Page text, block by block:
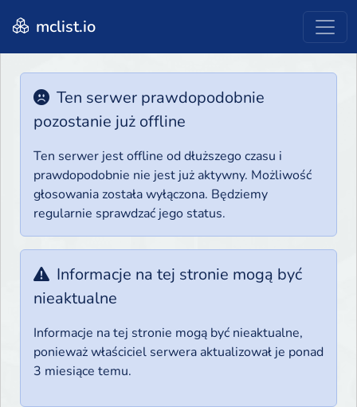
mclist.io
Ten serwer prawdopodobnie
pozostanie już offline
Ten serwer jest offline od dłuższego czasu i
prawdopodobnie nie jest już aktywny. Możliwość
głosowania została wyłączona. Będziemy
regularnie sprawdzać jego status.
Informacje na tej stronie mogą być
nieaktualne
Informacje na tej stronie mogą być nieaktualne,
ponieważ właściciel serwera aktualizował je ponad
3 miesiące temu.